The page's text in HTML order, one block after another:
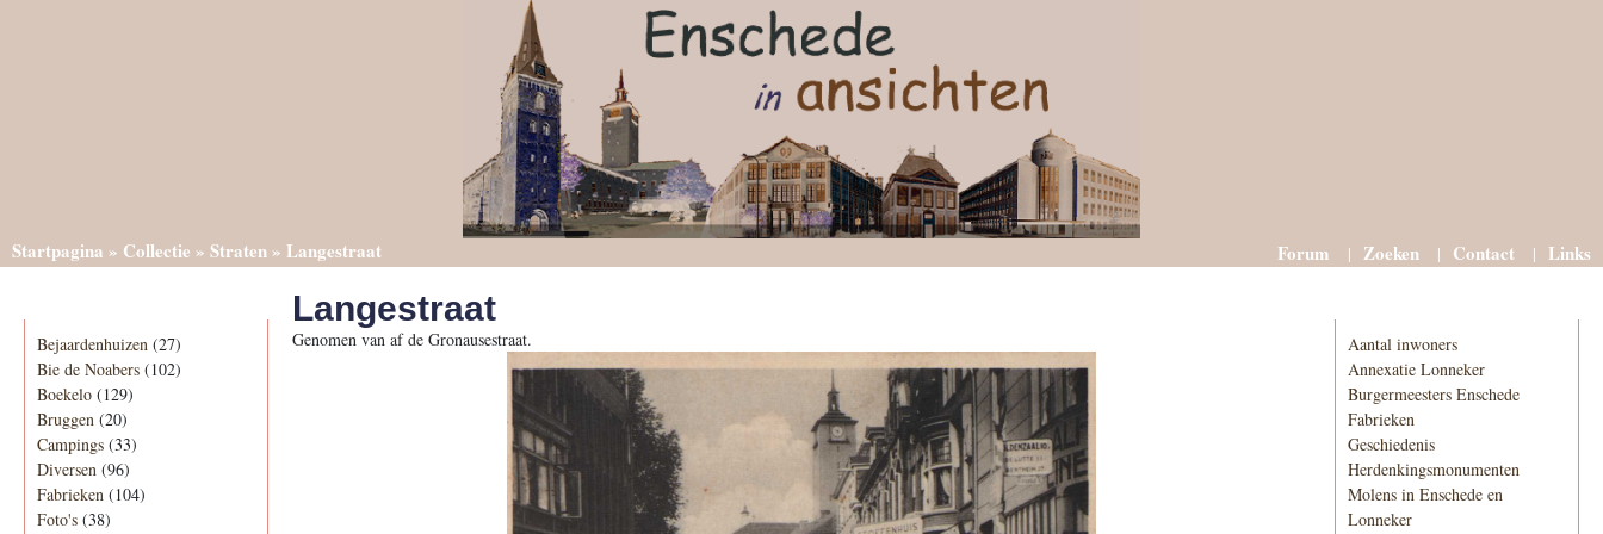
Startpagina » Collectie » Straten» Langestraat Forum Zoeken Contact Links
Bejaardenhuizen (27)
Bie de Noabers (102)
Boekelo (129)
Bruggen (20)
Campings (33)
Diversen (96)
Fabrieken (104)
Foto's (38)
Langestraat
Genomen van af de Gronausestraat.
Aantal inwoners
Annexatie Lonneker
Burgermeesters Enschede
Fabrieken
Geschiedenis
Herdenkingsmonumenten
Molens in Enschede en
Lonneker